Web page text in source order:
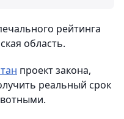
рейтинга
область.
проект закона,
реальный срок